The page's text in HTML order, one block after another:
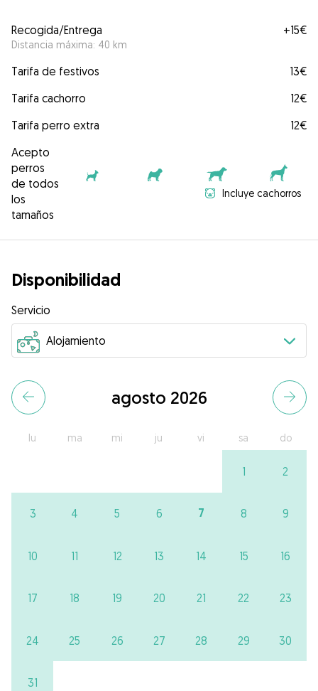
Recogida/Entrega
Distancia máxima: 40 km
+15€
Tarifa de festivos
13€
Tarifa cachorro
12€
Tarifa perro extra
12€
Acepto
perros
de todos
los
tamaños
Incluye cachorros
Disponibilidad
Servicio
agosto 2026
lu ma mi ju vi sa do
1 2
3 4 5 6 7 8 9
10 11 12 13 14 15 16
17 18 19 20 21 22 23
24 25 26 27 28 29 30
31